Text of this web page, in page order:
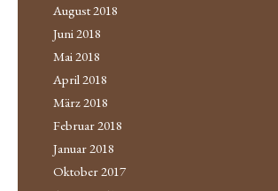
August 2018
Juni 2018
Mai 2018
April 2018
März 2018
Februar 2018
Januar 2018
Oktober 2017